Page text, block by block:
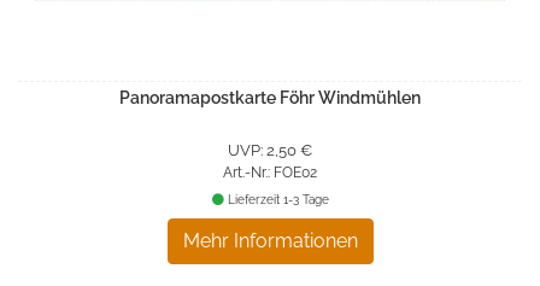
Panoramapostkarte Föhr Windmühlen
UVP: 2,50 €
Art.-Nr.: FOE02
Mehr Informationen
Lieferzeit 1-3 Tage